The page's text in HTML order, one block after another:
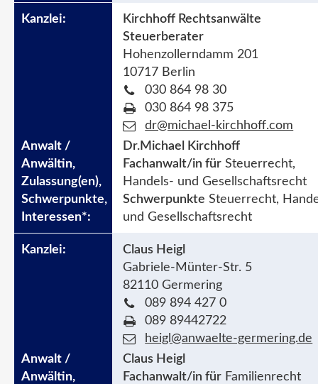
Kirchhoff Rechtsanwälte
Steuerberater
Hohenzollerndamm 201
10717 Berlin
030 864 98 30
030 864 98 375
dr@michael-kirchhoff.com
Dr.Michael Kirchhoff
Fachanwalt/in für Steuerrecht,
Handels- und Gesellschaftsrecht
Schwerpunkte Steuerrecht,
und Gesellschaftsrecht
Claus Heigl
Gabriele-Münter-Str. 5
82110 Germering
089 894 427 0
089 89442722
heigl@anwaelte-germering.de
Claus Heigl
Fachanwalt/in für Familienrecht